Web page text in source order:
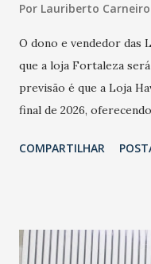
Por Lauriberto
O dono e vendedor das
que a loja Fortaleza
previsão é que a Loja
final de 2026,
Havan Fortaleza ainda
COMPARTILHAR